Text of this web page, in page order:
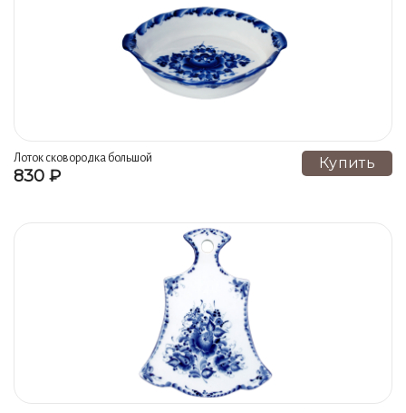
Лоток сковородка большой
830 ₽
Купить